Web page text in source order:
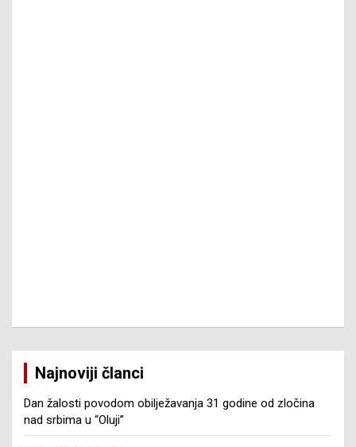
Najnoviji članci
Dan žalosti povodom obilježavanja 31 godine od zločina
nad srbima u “Oluji”